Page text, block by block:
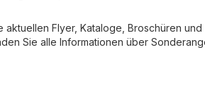
aktuellen Flyer, Kataloge, Broschüren und
Sie alle Informationen über